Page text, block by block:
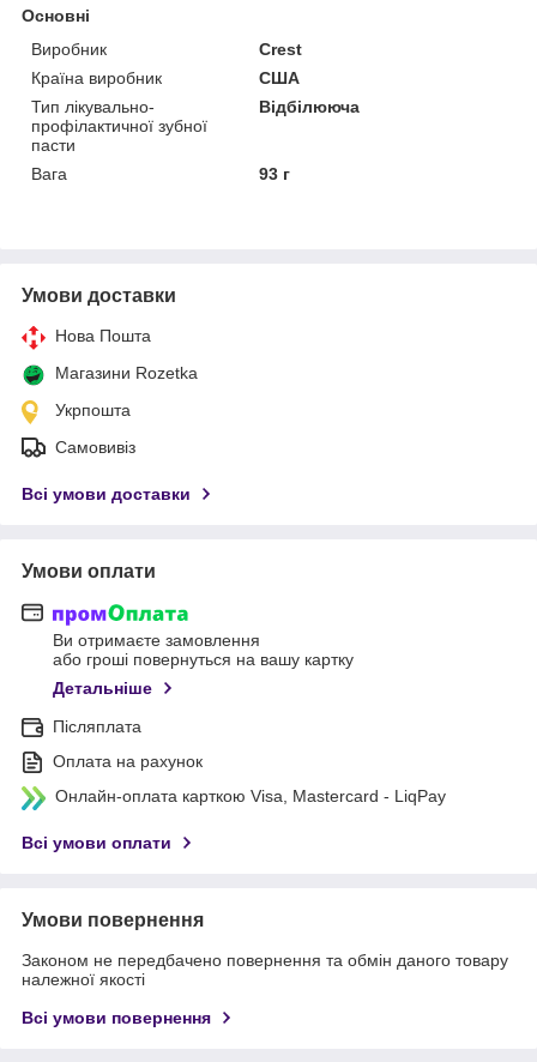
Основні
Виробник
Crest
Країна виробник
США
Тип лікувально-
профілактичної зубної
пасти
Відбілююча
Вага 93 г
Умови доставки
Нова Пошта
Магазини Rozetka
Укрпошта
Самовивіз
Всі умови доставки
Умови оплати
Ви отримаєте замовлення
або гроші повернуться на вашу картку
Детальніше
Післяплата
Оплата на рахунок
Онлайн-оплата карткою Visa, Mastercard - LiqPay
Всі умови оплати
Умови повернення
Законом не передбачено повернення та обмін даного товару
належної якості
Всі умови повернення